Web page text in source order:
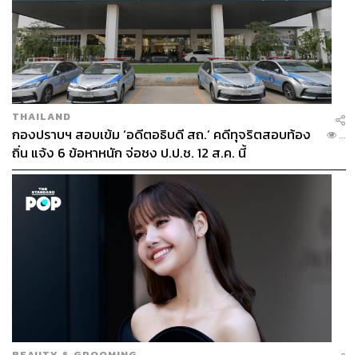
THAILAND
กองปราบฯ สอบเข้ม ‘อดีตอธิบดี สถ.’ คดีทุจริตสอบท้อง
ถิ่น แจ้ง 6 ข้อหาหนัก จ่อชง ป.ป.ช. 12 ส.ค. นี้
...